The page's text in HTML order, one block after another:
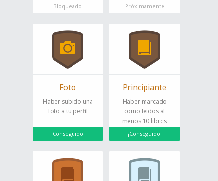
Bloqueado Próximamente
Foto
Haber subido una
foto a tu perfil
¡Conseguido!
Principiante
Haber marcado
como leídos al
menos 10 libros
¡Conseguido!